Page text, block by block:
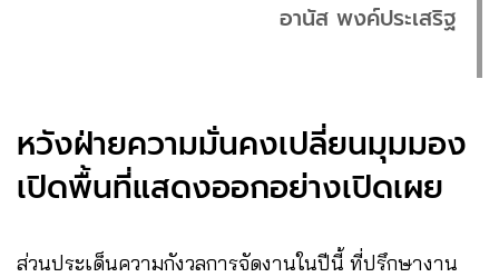
อานัส พงค์ประเสริฐ
หวังฝ่ายความมั่นคงเปลี่ยนมุมมอง
เปิดพื้นที่แสดงออกอย่างเปิดเผย
ส่วนประเด็นความกังวลการจัดงานในปีนี้ ที่ปรึกษางาน